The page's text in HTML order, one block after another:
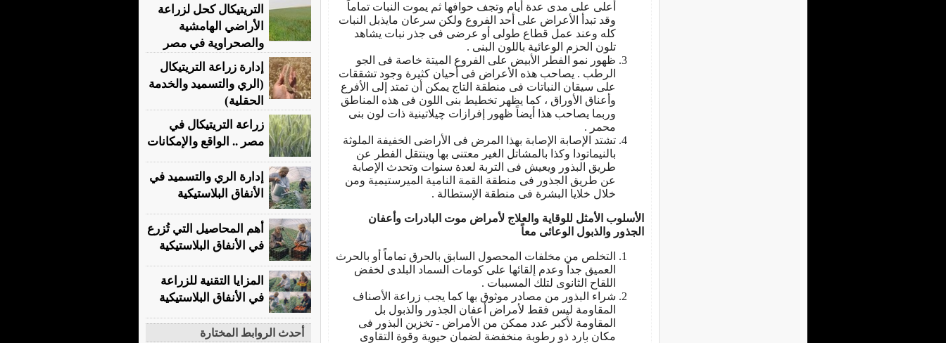
أعلى على مدى عدة أيام وتجف حوافها ثم يموت النبات تماماً
وقد تبدأ الأعراض على أحد الفروع ولكن سرعان مايذبل النبات
كله وعند عمل قطاع طولى أو عرضى فى جذر نبات يشاهد
تلون الحزم الوعائية باللون البنى .
ظهور نمو الفطر الأبيض على الفروع الميتة خاصة فى الجو
الرطب . يصاحب هذه الأعراض فى أحيان كثيرة وجود تشققات
على سيقان النباتات فى منطقة التاج يمكن أن تمتد إلى الأفرع
وأعناق الأوراق ، كما يظهر تخطيط بنى اللون فى هذه المناطق
وربما يصاحب هذا أيضاً ظهور إفرازات چيلاتينية ذات لون بنى
محمر .
تشتد الإصابة الإصابة بهذا المرض فى الأراضى الخفيفة الملوثة
بالنيماتودا وكذا بالمشاتل الغير معتنى بها وينتقل الفطر عن
طريق البذور ويعيش فى التربة لعدة سنوات وتحدث الإصابة
عن طريق الجذور فى منطقة القمة النامية الميرستيمية ومن
خلال خلايا البشرة فى منطقة الإستطالة .
الأسلوب الأمثل للوقاية والعلاج لأمراض موت البادرات وأعفان
الجذور والذبول الوعائى معاً
التخلص من مخلفات المحصول السابق بالحرق تماماً أو بالحرث
العميق جداً وعدم إلقائها على كومات السماد البلدى لخفض
اللقاح الثانوى لتلك المسببات .
شراء البذور من مصادر موثوق بها كما يجب زراعة الأصناف
المقاومة ليس فقط لأمراض أعفان الجذور والذبول بل
المقاومة لأكبر عدد ممكن من الأمراض - تخزين البذور فى
مكان بارد ذو رطوبة منخفضة لضمان حيوية وقوة التقاوى
التريتيكال كحل لزراعة
الأراضي الهامشية
والصحراوية في مصر
إدارة زراعة التريتيكال
(الري والتسميد والخدمة
الحقلية)
زراعة التريتيكال في
مصر .. الواقع والإمكانات
إدارة الري والتسميد في
الأنفاق البلاستيكية
أهم المحاصيل التي تُزرع
في الأنفاق البلاستيكية
المزايا التقنية للزراعة
في الأنفاق البلاستيكية
أحدث الروابط المختارة